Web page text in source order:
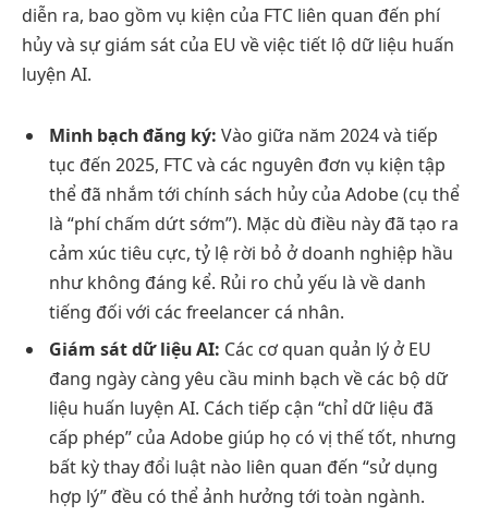
diễn ra, bao gồm vụ kiện của FTC liên quan đến phí
hủy và sự giám sát của EU về việc tiết lộ dữ liệu huấn
luyện AI.
Minh bạch đăng ký: Vào giữa năm 2024 và tiếp
tục đến 2025, FTC và các nguyên đơn vụ kiện tập
thể đã nhắm tới chính sách hủy của Adobe (cụ thể
là “phí chấm dứt sớm”). Mặc dù điều này đã tạo ra
cảm xúc tiêu cực, tỷ lệ rời bỏ ở doanh nghiệp hầu
như không đáng kể. Rủi ro chủ yếu là về danh
tiếng đối với các freelancer cá nhân.
Giám sát dữ liệu AI: Các cơ quan quản lý ở EU
đang ngày càng yêu cầu minh bạch về các bộ dữ
liệu huấn luyện AI. Cách tiếp cận “chỉ dữ liệu đã
cấp phép” của Adobe giúp họ có vị thế tốt, nhưng
bất kỳ thay đổi luật nào liên quan đến “sử dụng
hợp lý” đều có thể ảnh hưởng tới toàn ngành.